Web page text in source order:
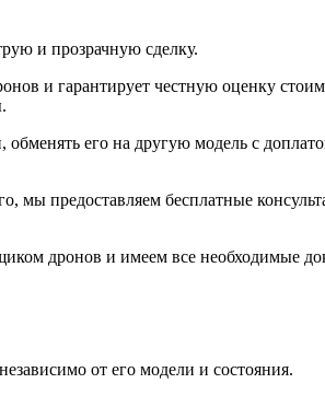
и прозрачную сделку.
и гарантирует честную оценку
его на другую модель с
предоставляем бесплатные
дронов и имеем все необходимые
от его модели и состояния.